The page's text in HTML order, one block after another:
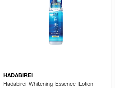
HADABIREI
Hadabirei Whitening Essence Lotion